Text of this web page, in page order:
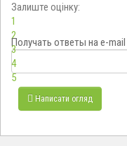
Залиште оцінку:
1
2
3
4
5
Получать ответы на e-mail
Написати огляд